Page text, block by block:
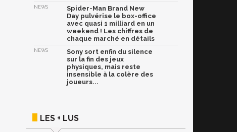
NEWS
Spider-Man Brand New
Day pulvérise le box-office
avec quasi 1 milliard en un
weekend ! Les chiffres de
chaque marché en détails
NEWS
Sony sort enfin du silence
sur la fin des jeux
physiques, mais reste
insensible à la colère des
joueurs...
LES + LUS